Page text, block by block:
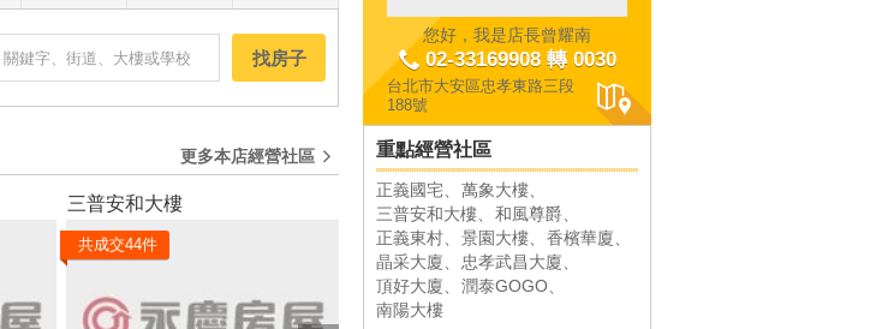
找房子
更多本店經營社區
三普安和大樓
共成交44件
和風尊爵
共成交33件
您好，我是店長曾耀南
02-33169908 轉 0030
台北市大安區忠孝東路三段
188號
重點經營社區
正義國宅
萬象大樓
三普安和大樓
和風尊爵
正義東村
景園大樓
香檳華廈
晶采大廈
忠孝武昌大廈
頂好大廈
潤泰GOGO
南陽大樓